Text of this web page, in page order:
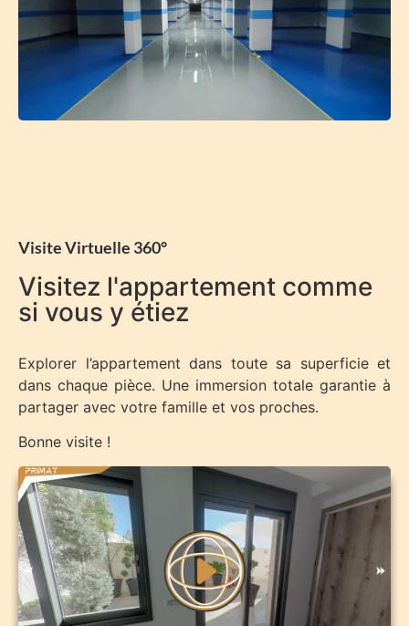
Visite Virtuelle 360°
Visitez l'appartement comme
si vous y étiez
Explorer l’appartement dans toute sa superficie et
dans chaque pièce. Une immersion totale garantie à
partager avec votre famille et vos proches.
Bonne visite !